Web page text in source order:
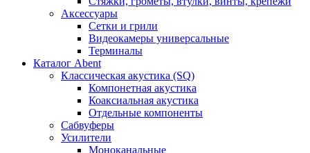
Аксессуары
Сетки и грили
Видеокамеры универсальные
Терминалы
Каталог Abent
Классическая акустика (SQ)
Компонетная акустика
Коаксиальная акустика
Отдельные компоненты
Сабвуферы
Усилители
Моноканальные